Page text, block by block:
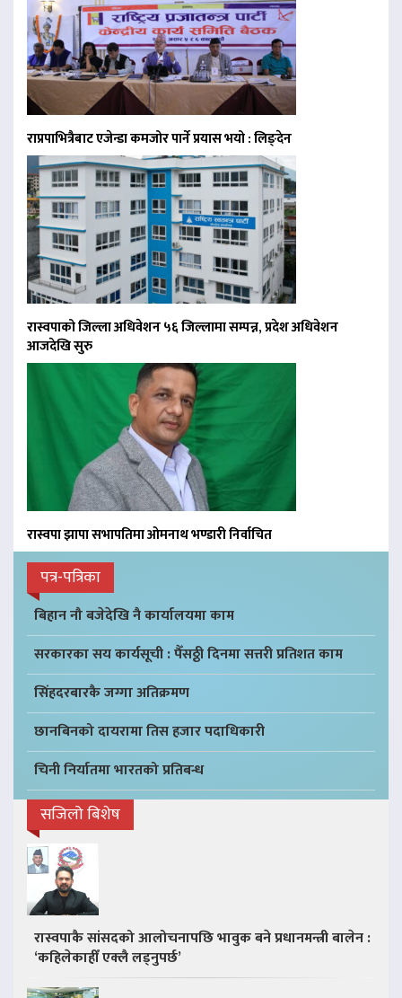
राप्रपाभित्रैबाट एजेन्डा कमजोर पार्ने प्रयास भयो : लिङ्देन
रास्वपाको जिल्ला अधिवेशन ५६ जिल्लामा सम्पन्न, प्रदेश अधिवेशन
आजदेखि सुरु
रास्वपा झापा सभापतिमा ओमनाथ भण्डारी निर्वाचित
पत्र-पत्रिका
बिहान नौ बजेदेखि नै कार्यालयमा काम
सरकारका सय कार्यसूची : पैँसठ्ठी दिनमा सत्तरी प्रतिशत काम
सिंहदरबारकै जग्गा अतिक्रमण
छानबिनको दायरामा तिस हजार पदाधिकारी
चिनी निर्यातमा भारतको प्रतिबन्ध
सजिलो बिशेष
रास्वपाकै सांसदको आलोचनापछि भावुक बने प्रधानमन्त्री बालेन :
‘कहिलेकाहीँ एक्लै लड्नुपर्छ’